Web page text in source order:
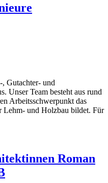
Gutachter- und
Unser Team besteht aus rund
Arbeitsschwerpunkt das
Lehm- und Holzbau bildet. Für
Roman